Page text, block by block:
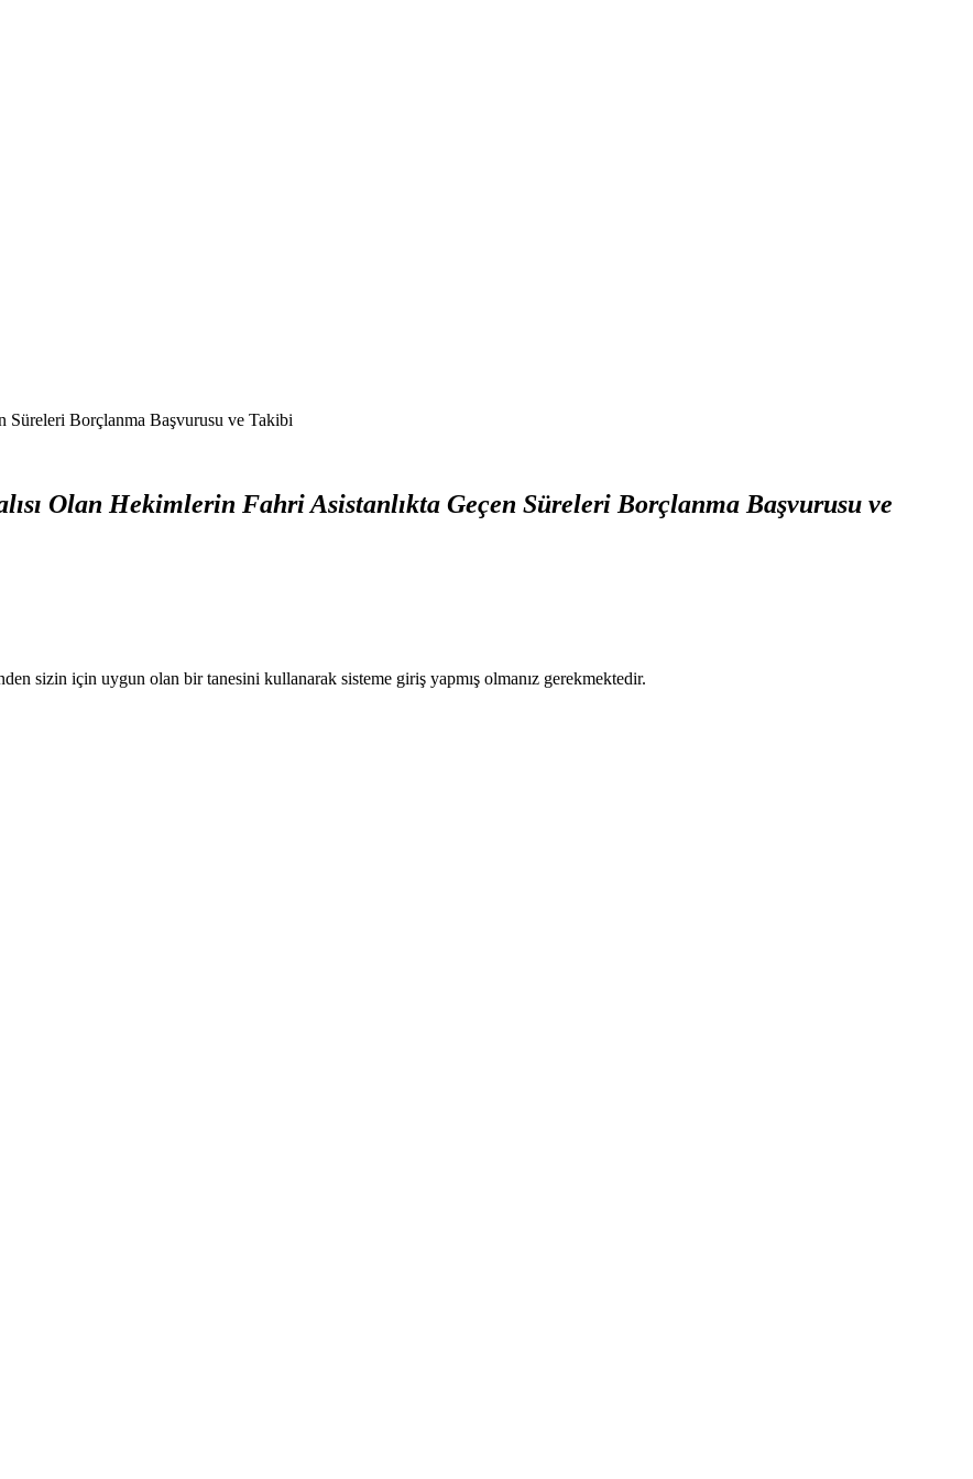
Süreleri Borçlanma Başvurusu ve Takibi
Olan Hekimlerin Fahri Asistanlıkta Geçen Süreleri Borçlanma Başvurusu ve
sizin için uygun olan bir tanesini kullanarak sisteme giriş yapmış olmanız gerekmektedir.